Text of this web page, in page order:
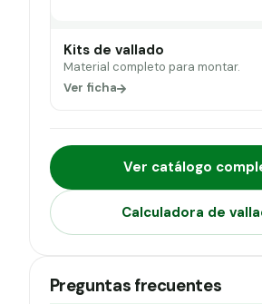
Kits de vallado
Material completo para montar.
Ver ficha
Ver catálogo
Calculadora de
Preguntas frecuentes